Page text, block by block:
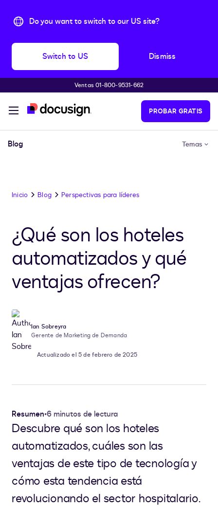
Do you want to switch to our US site?
Switch to US Dismiss
Accede al contenido principalVentas 01-800-9531-662
PROBAR GRATIS
Blog Temas
Inicio Blog Perspectivas para líderes
¿Qué son los hoteles
automatizados y qué
ventajas ofrecen?
Ian Sobreyra
Gerente de Marketing de Demanda
Actualizado el 5 de febrero de 2025
Resumen•6 minutos de lectura
Descubre qué son los hoteles
automatizados, cuáles son las
ventajas de este tipo de tecnología y
cómo esta tendencia está
revolucionando el sector hospitalario.